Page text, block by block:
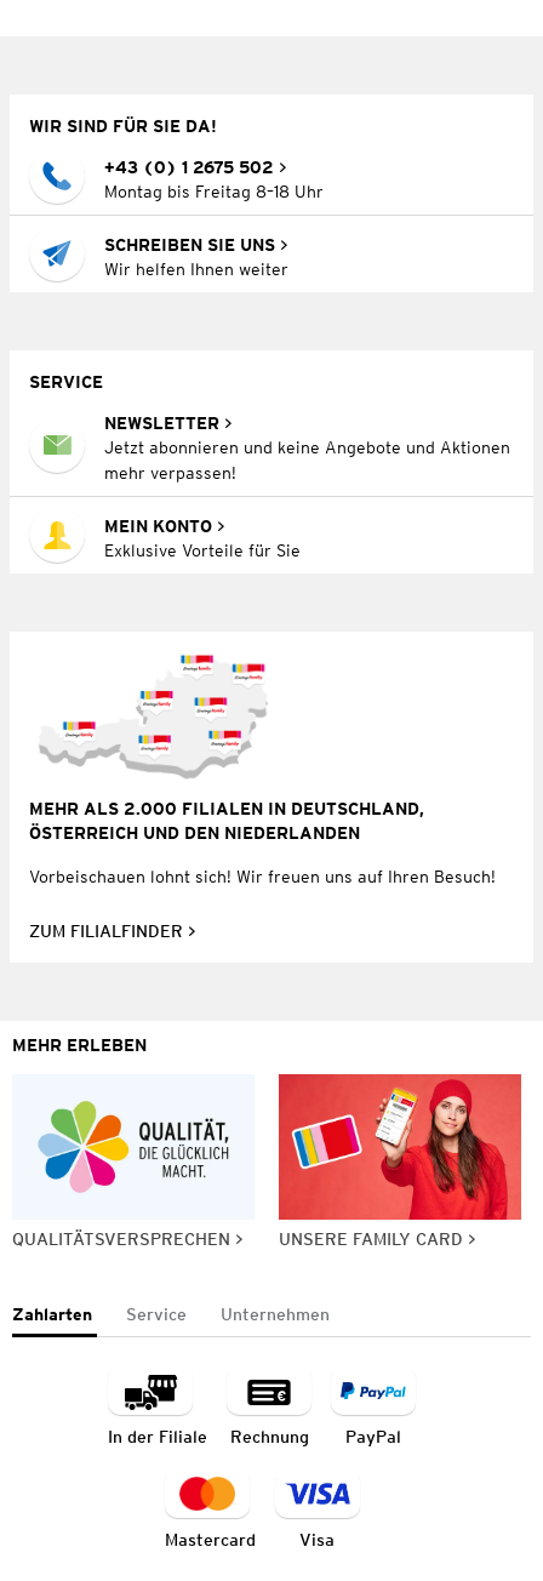
WIR SIND FÜR SIE DA!
+43 (0) 1 2675 502
Montag bis Freitag 8–18 Uhr
SCHREIBEN SIE UNS
Wir helfen Ihnen weiter
SERVICE
NEWSLETTER
Jetzt abonnieren und keine Angebote und Aktionen
mehr verpassen!
MEIN KONTO
Exklusive Vorteile für Sie
MEHR ALS 2.000 FILIALEN IN DEUTSCHLAND,
ÖSTERREICH UND DEN NIEDERLANDEN
Vorbeischauen lohnt sich! Wir freuen uns auf Ihren Besuch!
ZUM FILIALFINDER
MEHR ERLEBEN
QUALITÄTSVERSPRECHEN UNSERE FAMILY CARD
Zahlarten Service Unternehmen
In der Filiale Rechnung PayPal
Mastercard Visa